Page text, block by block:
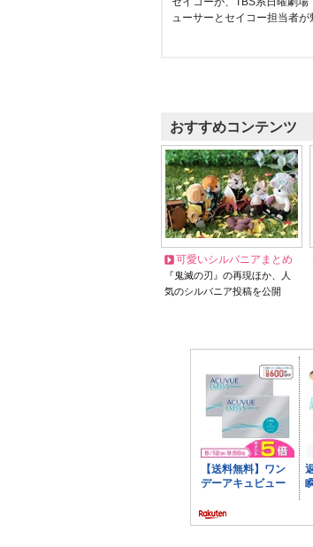
ューサーとセイコー担当者が
おすすめコンテンツ
可愛いシルバニアまとめ
『鬼滅の刃』の再現ほか、人
気のシルバニア投稿を公開